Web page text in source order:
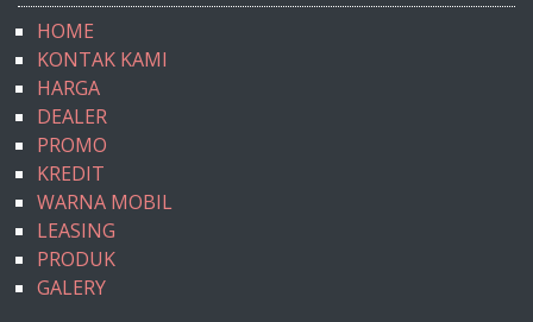
HOME
KONTAK KAMI
HARGA
DEALER
PROMO
KREDIT
WARNA MOBIL
LEASING
PRODUK
GALERY